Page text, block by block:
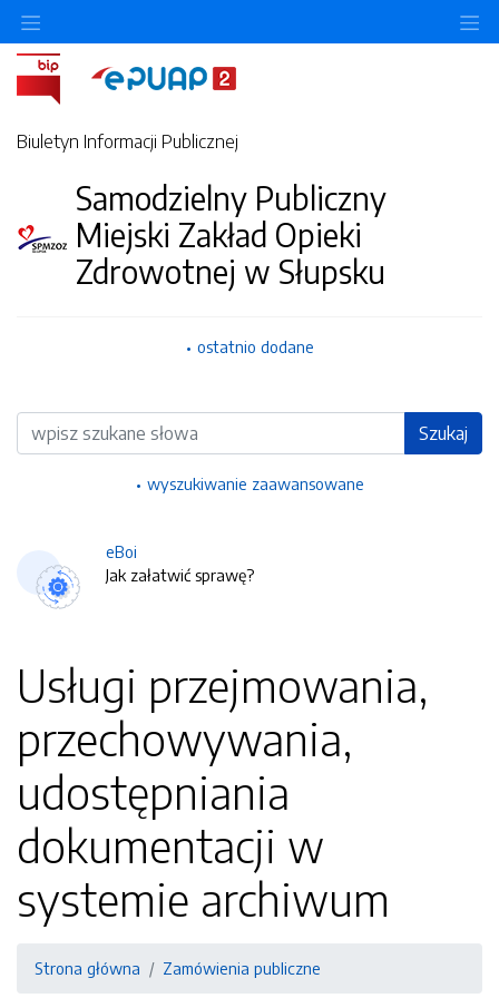
Biuletyn Informacji Publicznej
Samodzielny Publiczny
Miejski Zakład Opieki
Zdrowotnej w Słupsku
ostatnio dodane
Wyszukiwarka Szukaj
wyszukiwanie zaawansowane
eBoi
Jak załatwić sprawę?
Usługi przejmowania,
przechowywania,
udostępniania
dokumentacji w
systemie archiwum
Strona główna Zamówienia publiczne